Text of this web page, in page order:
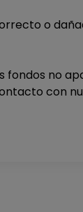
o
no
con